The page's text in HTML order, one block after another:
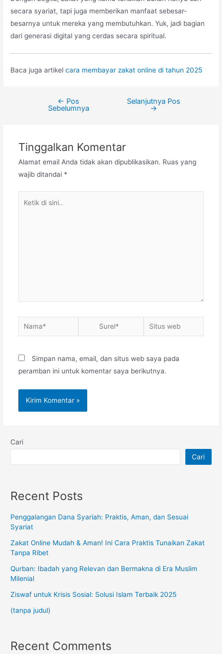
secara syariat, tapi juga memberikan manfaat sebesar-
besarnya untuk mereka yang membutuhkan. Yuk, jadi bagian
dari generasi digital yang cerdas secara spiritual.
Baca juga artikelcara membayar zakat online di tahun 2025
← Pos
Sebelumnya
Selanjutnya Pos
→
Tinggalkan Komentar
Alamat email Anda tidak akan dipublikasikan. Ruas yang
wajib ditandai *
Simpan nama, email, dan situs web saya pada
peramban ini untuk komentar saya berikutnya.
Cari
Cari
Recent Posts
Penggalangan Dana Syariah: Praktis, Aman, dan Sesuai
Syariat
Zakat Online Mudah & Aman! Ini Cara Praktis Tunaikan Zakat
Tanpa Ribet
Qurban: Ibadah yang Relevan dan Bermakna di Era Muslim
Milenial
Ziswaf untuk Krisis Sosial: Solusi Islam Terbaik 2025
(tanpa judul)
Recent Comments